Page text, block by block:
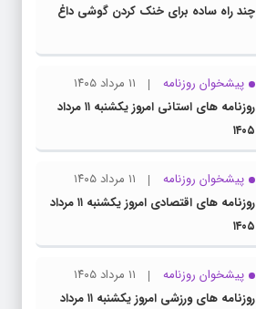
چند راه‌ ساده برای خنک کردن گوشی داغ
پیشخوان روزنامه
۱۱ مرداد ۱۴۰۵
روزنامه های استانی امروز یکشنبه ۱۱ مرداد
۱۴۰۵
پیشخوان روزنامه
۱۱ مرداد ۱۴۰۵
روزنامه های اقتصادی امروز یکشنبه ۱۱ مرداد
۱۴۰۵
پیشخوان روزنامه
۱۱ مرداد ۱۴۰۵
روزنامه های ورزشی امروز یکشنبه ۱۱ مرداد